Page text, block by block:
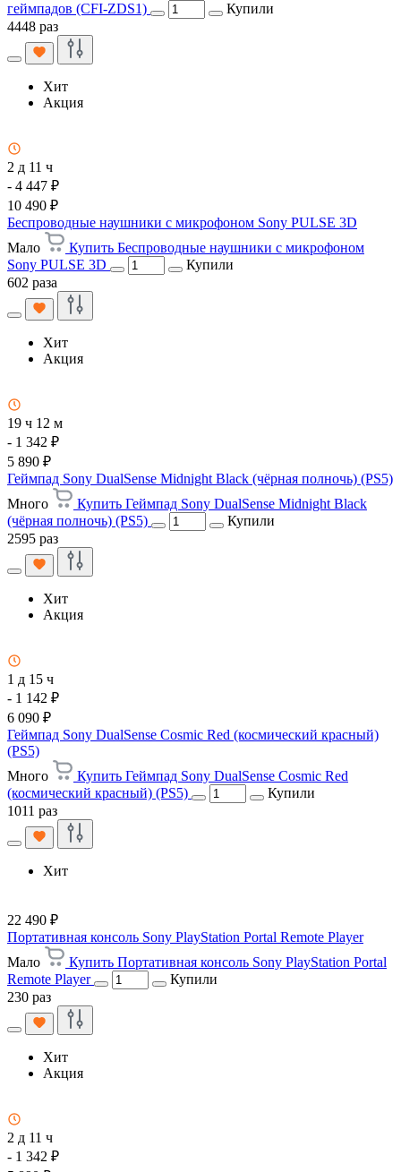
геймпадов (CFI-ZDS1)
Купили
4448 раз
Хит
Акция
2 д 11 ч
- 4 447 ₽
10 490 ₽
Беспроводные наушники с микрофоном Sony PULSE 3D
Мало
Купить Беспроводные наушники с микрофоном
Sony PULSE 3D
Купили
602 раза
Хит
Акция
19 ч 12 м
- 1 342 ₽
5 890 ₽
Геймпад Sony DualSense Midnight Black (чёрная полночь) (PS5)
Много
Купить Геймпад Sony DualSense Midnight Black
(чёрная полночь) (PS5)
Купили
2595 раз
Хит
Акция
1 д 15 ч
- 1 142 ₽
6 090 ₽
Геймпад Sony DualSense Cosmic Red (космический красный)
(PS5)
Много
Купить Геймпад Sony DualSense Cosmic Red
(космический красный) (PS5)
Купили
1011 раз
Хит
22 490 ₽
Портативная консоль Sony PlayStation Portal Remote Player
Мало
Купить Портативная консоль Sony PlayStation Portal
Remote Player
Купили
230 раз
Хит
Акция
2 д 11 ч
- 1 342 ₽